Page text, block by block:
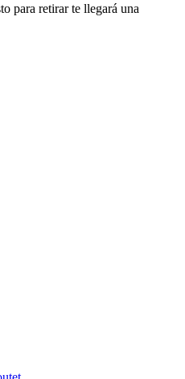
para retirar te llegará una